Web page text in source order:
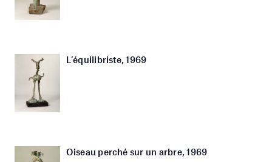
L’équilibriste, 1969
Oiseau perché sur un arbre, 1969